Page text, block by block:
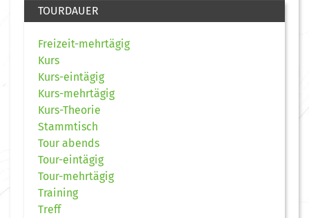
TOURDAUER
Freizeit-mehrtägig
Kurs
Kurs-eintägig
Kurs-mehrtägig
Kurs-Theorie
Stammtisch
Tour abends
Tour-eintägig
Tour-mehrtägig
Training
Treff